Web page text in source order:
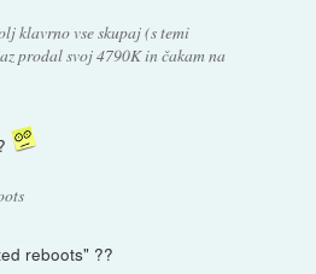
klavrno vse skupaj (s temi
prodal svoj 4790K in čakam na
reboots" ??